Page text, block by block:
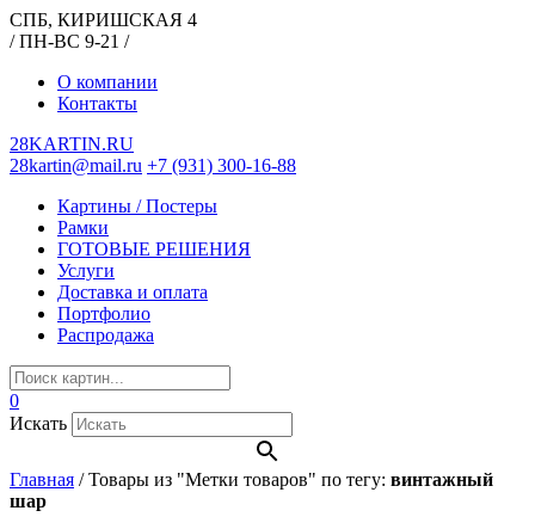
СПБ, КИРИШСКАЯ 4
/ ПН-ВС 9-21 /
О компании
Контакты
28KARTIN.RU
28kartin@mail.ru +7 (931) 300-16-88
Картины / Постеры
Рамки
ГОТОВЫЕ РЕШЕНИЯ
Услуги
Доставка и оплата
Портфолио
Распродажа
0
Искать
Главная /Товары из "Метки товаров" по тегу: винтажный
шар